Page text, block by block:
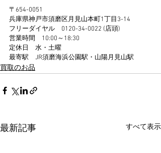
〒654-0051
兵庫県神戸市須磨区月見山本町1丁目3-14
フリーダイヤル　0120-34-0022 (店頭)
営業時間　10:00～18:30
定休日　水・土曜
最寄駅　JR須磨海浜公園駅・山陽月見山駅
買取のお品
最新記事 すべて表示